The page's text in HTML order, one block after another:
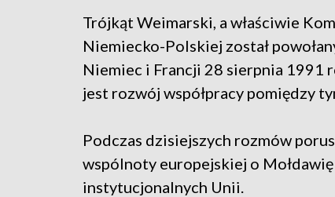
Trójkąt Weimarski, a właściwie
Niemiecko-Polskiej został
Niemiec i Francji 28 sierpnia 1991
jest rozwój współpracy pomiędzy
Podczas dzisiejszych rozmów
wspólnoty europejskiej o
instytucjonalnych Unii.